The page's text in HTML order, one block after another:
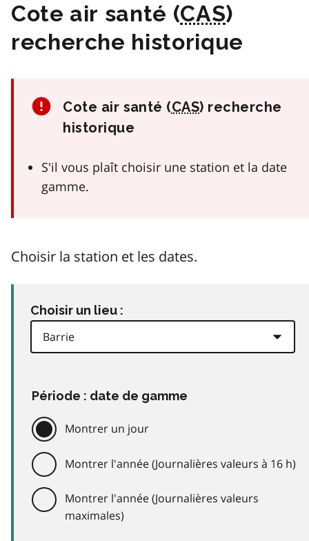
Cote air santé (CAS)
recherche historique
Cote air santé (CAS) recherche
historique
S'il vous plaît choisir une station et la date
gamme.
Choisir la station et les dates.
Choisir un lieu :
Période : date de gamme
Montrer un jour
Montrer l'année (Journalières valeurs à 16 h)
Montrer l'année (Journalières valeurs
maximales)